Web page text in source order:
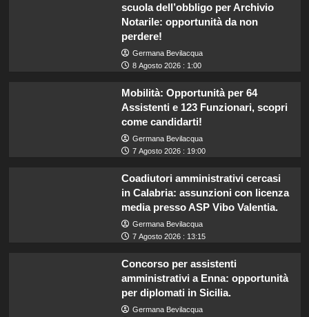
scuola dell’obbligo per Archivio
Notarile: opportunità da non
perdere!
Germana Bevilacqua
8 Agosto 2026 : 1:00
Mobilità: Opportunità per 64
Assistenti e 123 Funzionari, scopri
come candidarti!
Germana Bevilacqua
7 Agosto 2026 : 19:00
Coadiutori amministrativi cercasi
in Calabria: assunzioni con licenza
media presso ASP Vibo Valentia.
Germana Bevilacqua
7 Agosto 2026 : 13:15
Concorso per assistenti
amministrativi a Enna: opportunità
per diplomati in Sicilia.
Germana Bevilacqua